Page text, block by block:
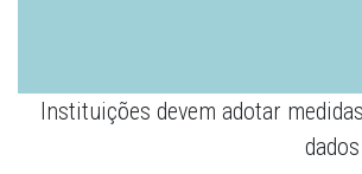
Instituições devem adotar